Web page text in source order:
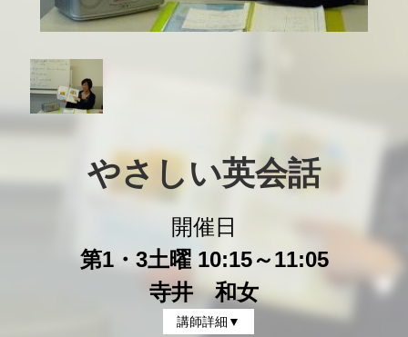
やさしい英会話
開催日
第1・3土曜 10:15～11:05
寺井 和女
講師詳細▼